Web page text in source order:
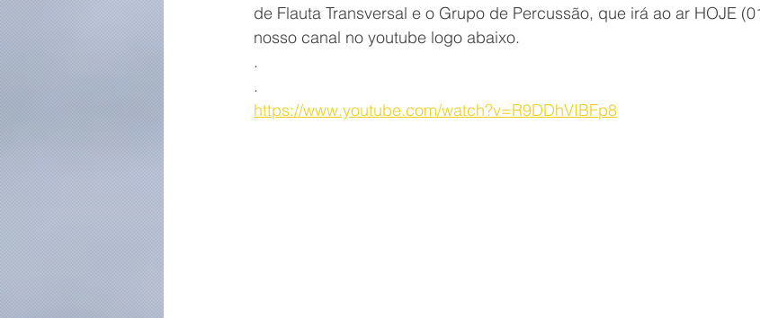
de Flauta Transversal e o Grupo de Percussão, que irá ao ar HOJE
nosso canal no youtube logo abaixo.
.
.
https://www.youtube.com/watch?v=R9DDhVIBFp8